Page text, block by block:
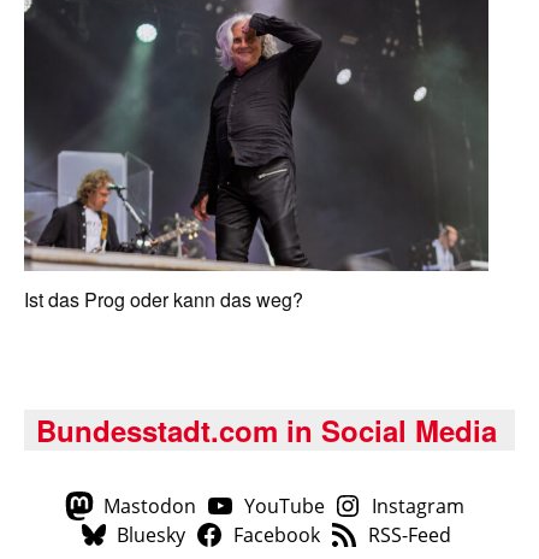
Ist das Prog oder kann das weg?
Bundesstadt.com in Social Media
Mastodon YouTube
Instagram
Bluesky
Facebook RSS-Feed